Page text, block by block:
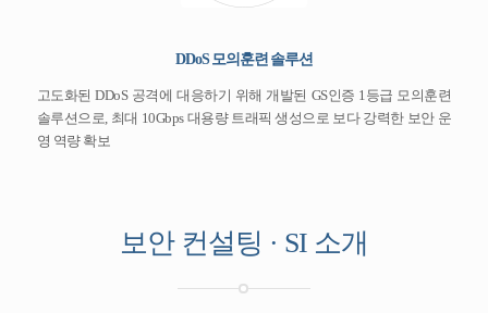
DDoS 모의훈련 솔루션
고도화된 DDoS 공격에 대응하기 위해 개발된 GS인증 1등급 모의훈련
솔루션으로, 최대 10Gbps 대용량 트래픽 생성으로 보다 강력한 보안 운
영 역량 확보
보안 컨설팅 · SI 소개